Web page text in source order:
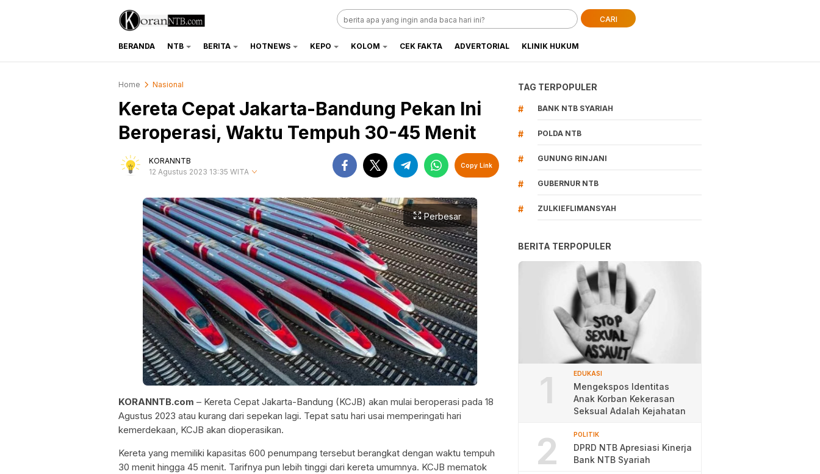
koranntb.com
CARI
BERANDA NTB BERITA HOTNEWS KEPO KOLOM CEK FAKTA ADVERTORIAL KLINIK HUKUM
Home Nasional
Kereta Cepat Jakarta-Bandung Pekan Ini
Beroperasi, Waktu Tempuh 30-45 Menit
KORANNTB
12 Agustus 2023 13:35 WITA
Copy Link
Perbesar
KORANNTB.com – Kereta Cepat Jakarta-Bandung (KCJB) akan mulai beroperasi pada 18
Agustus 2023 atau kurang dari sepekan lagi. Tepat satu hari usai memperingati hari
kemerdekaan, KCJB akan dioperasikan.
Kereta yang memiliki kapasitas 600 penumpang tersebut berangkat dengan waktu tempuh
30 menit hingga 45 menit. Tarifnya pun lebih tinggi dari kereta umumnya. KCJB mematok
TAG TERPOPULER
# BANK NTB SYARIAH
# POLDA NTB
# GUNUNG RINJANI
# GUBERNUR NTB
# ZULKIEFLIMANSYAH
BERITA TERPOPULER
1 EDUKASI
Mengekspos Identitas
Anak Korban Kekerasan
Seksual Adalah Kejahatan
2 POLITIK
DPRD NTB Apresiasi Kinerja
Bank NTB Syariah